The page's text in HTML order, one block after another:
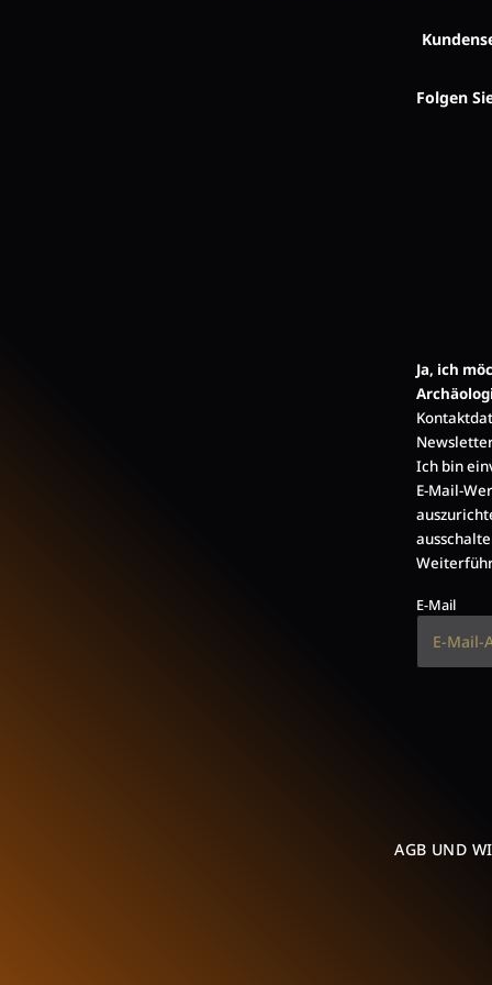
Folgen
Ja, ich
Ich bin
E-Mail-
E-Mail
AGB UND